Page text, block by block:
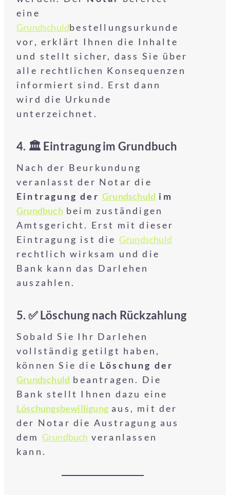
eine
Grundschuldbestellungsurkunde
vor, erklärt Ihnen die Inhalte
und stellt sicher, dass Sie über
alle rechtlichen Konsequenzen
informiert sind. Erst dann
wird die Urkunde
unterzeichnet.
4. 🏛️ Eintragung im Grundbuch
Nach der Beurkundung
veranlasst der Notar die
Eintragung der Grundschuld im
Grundbuchbeim zuständigen
Amtsgericht. Erst mit dieser
Eintragung ist die Grundschuld
rechtlich wirksam und die
Bank kann das Darlehen
auszahlen.
5. ✅Löschung nach Rückzahlung
Sobald Sie Ihr Darlehen
vollständig getilgt haben,
können Sie die Löschung der
Grundschuld beantragen. Die
Bank stellt Ihnen dazu eine
Löschungsbewilligung aus, mit der
der Notar die Austragung aus
dem Grundbuch veranlassen
kann.